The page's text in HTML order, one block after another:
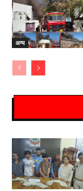
अन्य